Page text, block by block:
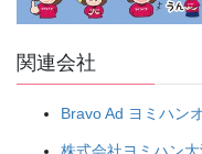
関連会社
Bravo Ad ヨミハン